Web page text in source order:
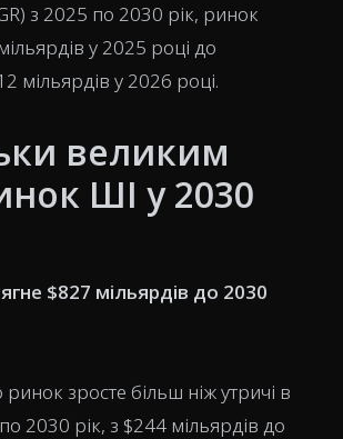
з 2025 по 2030 рік, ринок
у 2025 році до
мільярдів у 2026 році.
великим
ШІ у 2030
$827 мільярдів до 2030
зросте більш ніж утричі в
2030 рік, з $244 мільярдів до